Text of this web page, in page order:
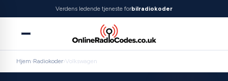
Verdens ledende tjeneste forbilradiokoder
Hjem›Radiokoder›Volkswagen